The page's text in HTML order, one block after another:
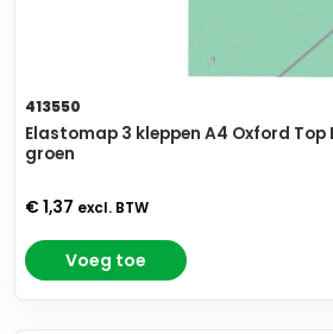
413550
Elastomap 3 kleppen A4 Oxford
groen
€ 1,37 excl. BTW
Voeg toe